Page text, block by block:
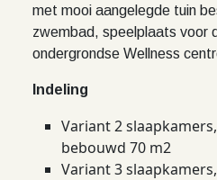
met mooi aangelegde tuin
zwembad, speelplaats voor
ondergrondse Wellness
Indeling
Variant 2
bebouwd 70 m2
Variant 3